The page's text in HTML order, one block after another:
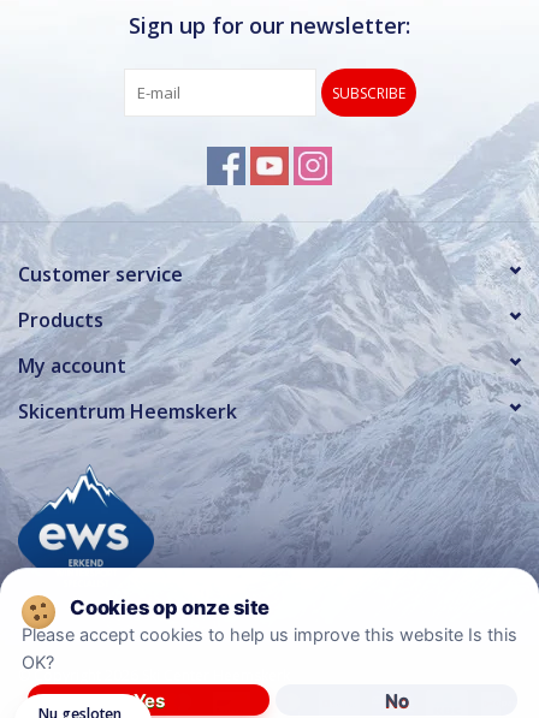
Sign up for our newsletter:
SUBSCRIBE
Customer service
Products
My account
Skicentrum Heemskerk
© Copyright 2026 Ski Center Heemskerk
Please accept cookies to help us improve this website Is this
OK?
Yes No
Nu gesloten